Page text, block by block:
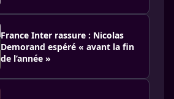
France Inter rassure : Nicolas
Demorand espéré « avant la fin
de l’année »